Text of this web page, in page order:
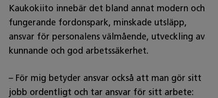
Kaukokiito innebär det bland annat modern och
fungerande fordonspark, minskade utsläpp,
ansvar för personalens välmående, utveckling av
kunnande och god arbetssäkerhet.
– För mig betyder ansvar också att man gör sitt
jobb ordentligt och tar ansvar för sitt arbete: